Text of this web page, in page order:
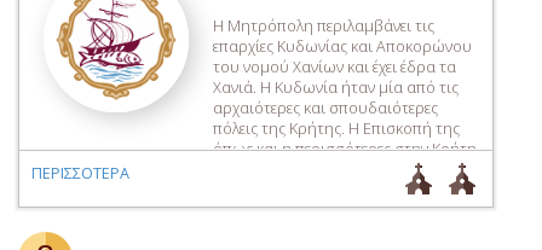
Η Μητρόπολη περιλαμβάνει τις
επαρχίες Κυδωνίας και Αποκορώνου
του νομού Χανίων και έχει έδρα τα
Χανιά. Η Κυδωνία ήταν μία από τις
αρχαιότερες και σπουδαιότερες
πόλεις της Κρήτης. Η Επισκοπή της
όπως και η περισσότερες στην Κρήτη
δημιουργήθηκε από τον Άγιο Τίτο. Η
ίδρυσή της χρονολογείται ήδη πριν
από το 381 μ.Χ. καθώς ο Επίσκοπος
ΠΕΡΙΣΣΟΤΕΡΑ